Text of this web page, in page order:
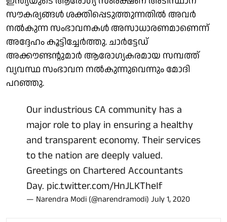
സൗകര്യങ്ങൾ ശക്തിപ്പെടുത്തുന്നതിൽ അവർ
നൽകുന്ന സംഭാവനകൾ അസാധാരണമാണെന്ന്
അദ്ദേഹം കൂട്ടിച്ചേർത്തു. ചാർട്ടേഡ്
അക്കൗണ്ടൻ്റുമാർ ആരോഗ്യകരമായ സമ്പത്ത്
വ്യവസ്ഥ സംഭാവന നൽകുന്നുവെന്നും മോദി
പറഞ്ഞു.
Our industrious CA community has a
major role to play in ensuring a healthy
and transparent economy. Their services
to the nation are deeply valued.
Greetings on Chartered Accountants
Day. pic.twitter.com/HnJLKTheIf
— Narendra Modi (@narendramodi) July 1, 2020